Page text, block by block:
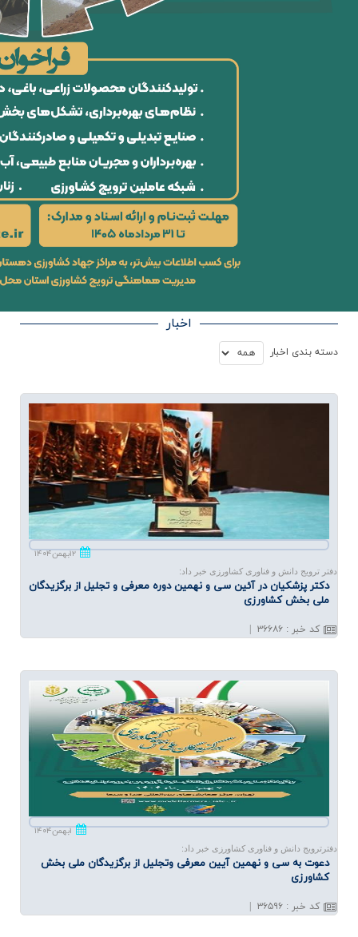
اخبار
دسته بندي اخبار
۱۲بهمن۱۴۰۴
دفتر ترویج دانش و فناوری کشاورزی خبر داد:
دكتر پزشكیان‌ در آئین سی و نهمین دوره معرفی و تجلیل از برگزیدگان
ملی بخش كشاورزی
کد خبر : ۳۶۶۸۶
۱بهمن۱۴۰۴
دفترترویج دانش و فناوری کشاورزی خبر داد:
دعوت به سی و نهمین آیین معرفی وتجلیل از برگزیدگان ملی بخش
كشاورزی
کد خبر : ۳۶۵۹۶